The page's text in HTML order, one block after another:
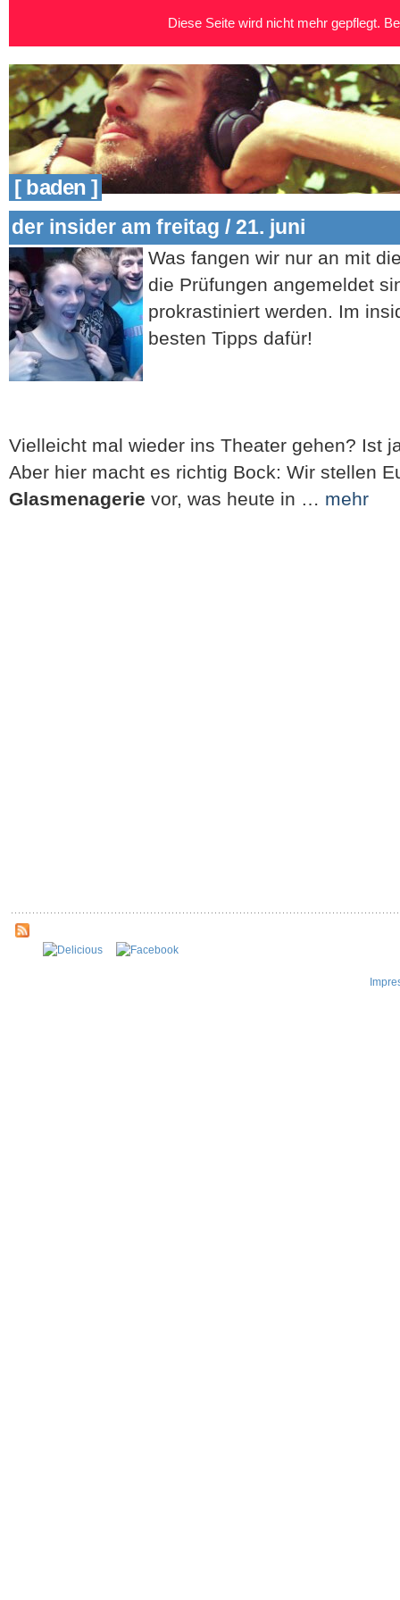
[ baden ]
der insider am freitag / 21. juni
Was fangen wir nur an mit
die Prüfungen angemeldet
prokrastiniert werden. Im
besten Tipps dafür!
Vielleicht mal wieder ins Theater gehen? Ist
Aber hier macht es richtig Bock: Wir stellen
Glasmenagerie vor, was heute in … mehr
Diese Seite wird nicht mehr gepflegt.